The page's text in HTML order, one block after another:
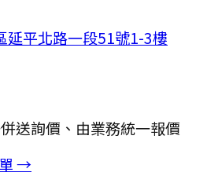
延平北路一段51號1-3樓
送詢價、由業務統一報價
→